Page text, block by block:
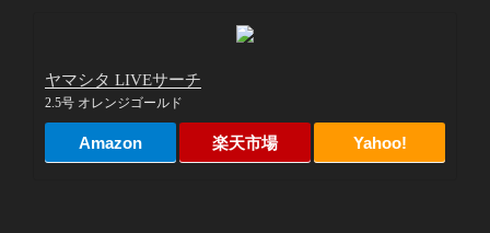
ヤマシタ LIVEサーチ
2.5号 オレンジゴールド
Amazon 楽天市場 Yahoo!